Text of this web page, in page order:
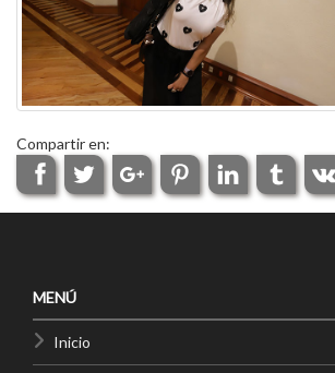
Compartir en:
MENÚ
Inicio